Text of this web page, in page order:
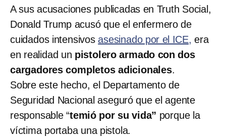
A sus acusaciones publicadas en Truth Social,
Donald Trump acusó que el enfermero de
cuidados intensivosasesinado por el ICE, era
en realidad un pistolero armado con dos
cargadores completos adicionales.
Sobre este hecho, el Departamento de
Seguridad Nacional aseguró que el agente
responsable “temió por su vida” porque la
víctima portaba una pistola.